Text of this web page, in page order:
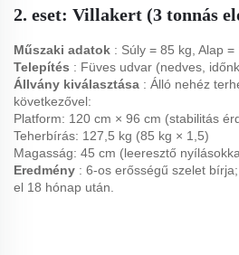
2. eset: Villakert (3 tonnás
Műszaki adatok : Súly = 85 kg, Alap
Telepítés : Füves udvar (nedves,
Állvány kiválasztása : Álló nehéz
következővel:
Platform: 120 cm × 96 cm (stabilitás
Teherbírás: 127,5 kg (85 kg × 1,5)
Magasság: 45 cm (leeresztő
Eredmény : 6-os erősségű szelet
el 18 hónap után.